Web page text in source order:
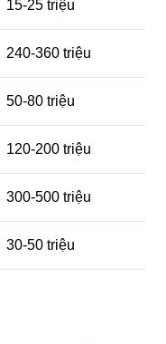
15-25 triệu
240-360 triệu
50-80 triệu
120-200 triệu
300-500 triệu
30-50 triệu